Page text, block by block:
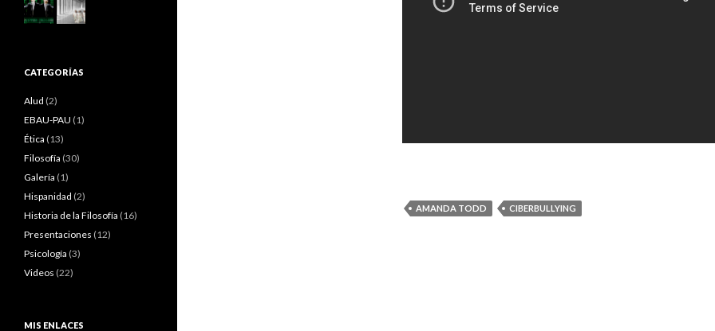
AMANDA TODD CIBERBULLYING
CATEGORÍAS
Alud (2)
EBAU-PAU (1)
Ética (13)
Filosofía (30)
Galería (1)
Hispanidad (2)
Historia de la Filosofía (16)
Presentaciones (12)
Psicología (3)
Videos (22)
MIS ENLACES